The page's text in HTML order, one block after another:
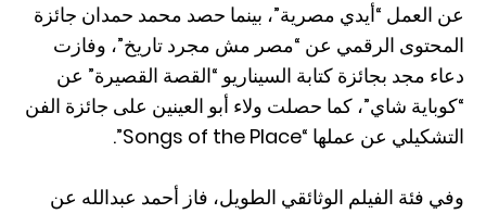
عن العمل “أيدي مصرية”، بينما حصد محمد حمدان جائزة
المحتوى الرقمي عن “مصر مش مجرد تاريخ”، وفازت
دعاء مجد بجائزة كتابة السيناريو “القصة القصيرة” عن
“كوباية شاي”، كما حصلت ولاء أبو العينين على جائزة الفن
التشكيلي عن عملها “Songs of the Place”.
وفي فئة الفيلم الوثائقي الطويل، فاز أحمد عبدالله عن